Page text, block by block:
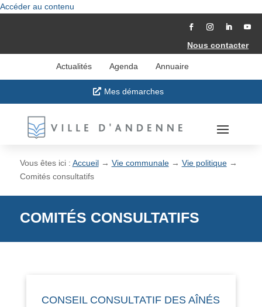
Accéder au contenu
Nous contacter
Actualités Agenda Annuaire
Mes démarches
Vous êtes ici : Accueil→ Vie communale→ Vie politique→
Comités consultatifs
COMITÉS CONSULTATIFS
CONSEIL CONSULTATIF DES AÎNÉS